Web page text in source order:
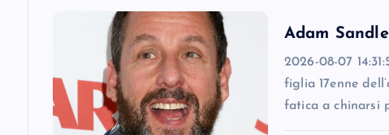
Adam
2026-08-07
figlia 17enne
fatica a chinarsi